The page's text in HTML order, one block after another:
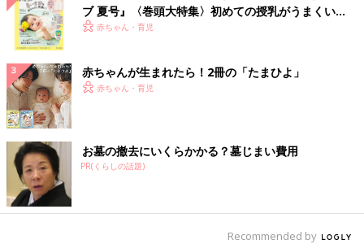
ブ 夏号』〈巻頭大特集〉初めての授乳がうまくい
く！ おっぱい・ミルクの基本と夏のトラブル 解決テ
赤ちゃん・育児
赤ちゃんが生まれたら！2冊の「たまひよ」
赤ちゃん・育児
お墓の撤去にいくらかかる？墓じまい費用
PR(くらしの話題)
Recommended by